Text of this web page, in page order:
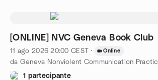
[ONLINE] NVC Geneva Book Club
11 ago 2026 20:00 CEST · Online
da Geneva Nonviolent Communication
1 partecipante